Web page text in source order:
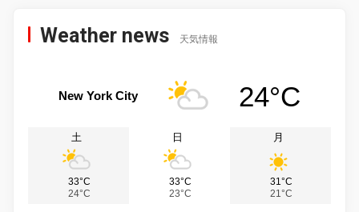
Weather news 天気情報
New York City 24°C
土
33°C
24°C
日
33°C
23°C
月
31°C
21°C